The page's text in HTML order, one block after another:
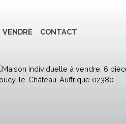
VENDRE CONTACT